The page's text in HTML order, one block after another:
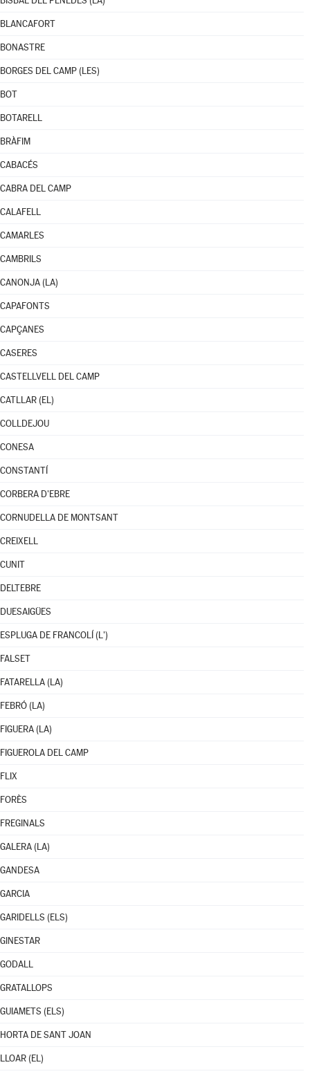
BLANCAFORT
BONASTRE
BORGES DEL CAMP (LES)
BOT
BOTARELL
BRÀFIM
CABACÉS
CABRA DEL CAMP
CALAFELL
CAMARLES
CAMBRILS
CANONJA (LA)
CAPAFONTS
CAPÇANES
CASERES
CASTELLVELL DEL CAMP
CATLLAR (EL)
COLLDEJOU
CONESA
CONSTANTÍ
CORBERA D'EBRE
CORNUDELLA DE MONTSANT
CREIXELL
CUNIT
DELTEBRE
DUESAIGÜES
ESPLUGA DE FRANCOLÍ (L')
FALSET
FATARELLA (LA)
FEBRÓ (LA)
FIGUERA (LA)
FIGUEROLA DEL CAMP
FLIX
FORÈS
FREGINALS
GALERA (LA)
GANDESA
GARCIA
GARIDELLS (ELS)
GINESTAR
GODALL
GRATALLOPS
GUIAMETS (ELS)
HORTA DE SANT JOAN
LLOAR (EL)